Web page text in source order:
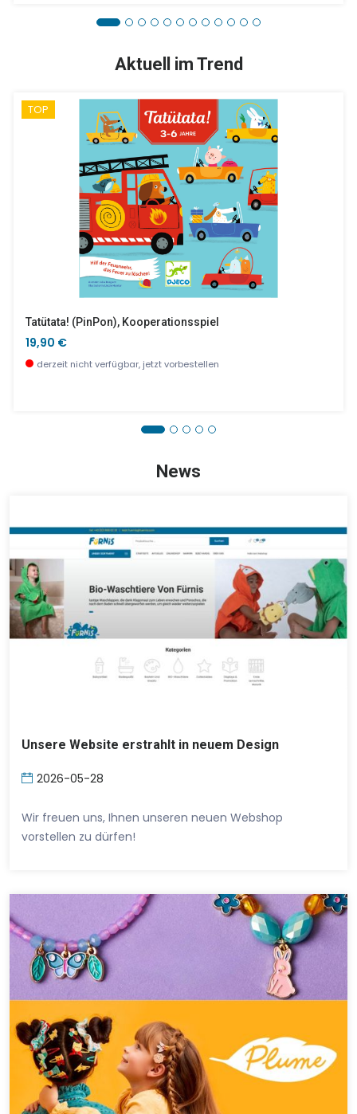
Little Mime - Pantomime Und Kooperationsspiel
Bausteine - Stadt - 75 Pcs
Aktuell im Trend
TOP
Tatütata! (PinPon), Kooperationsspiel
19,90 €
derzeit nicht verfügbar, jetzt vorbestellen
News
Unsere Website erstrahlt in neuem Design
2026-05-28
Wir freuen uns, Ihnen unseren neuen Webshop
vorstellen zu dürfen!